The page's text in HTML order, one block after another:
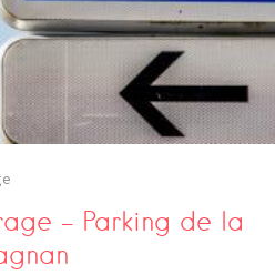
– Parking de la